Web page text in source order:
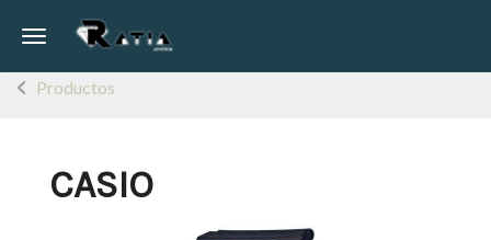
Toggle navigation
Productos
CASIO